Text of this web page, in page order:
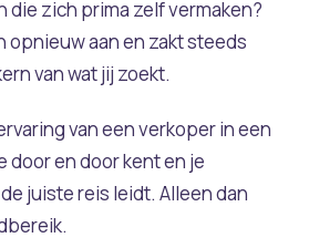
die zich prima zelf vermaken?
opnieuw aan en zakt steeds
van wat jij zoekt.
van een verkoper in een
door en door kent en je
juiste reis leidt. Alleen dan